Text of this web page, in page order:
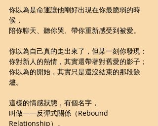
你以為是命運讓他剛好出現在你最脆弱的時
候，
陪你聊天、聽你哭、帶你重新感受到被愛。
你以為自己真的走出來了，但某一刻你發現：
你對新人的熱情，其實還帶著對舊愛的影子；
你以為的開始，其實只是還沒結束的那段餘
燼。
這樣的情感狀態，有個名字，
叫做——反彈式關係（Rebound
Relationship）。